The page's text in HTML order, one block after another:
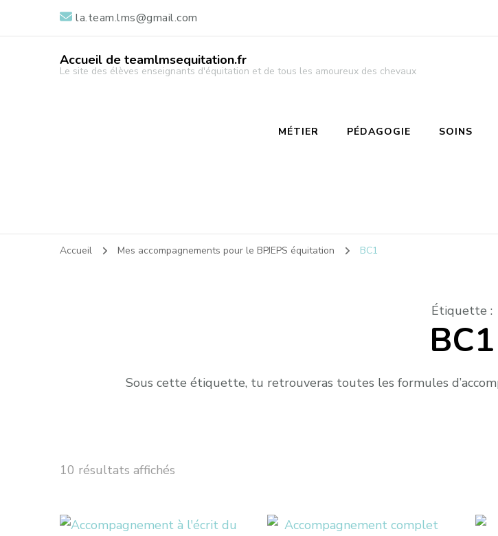
la.team.lms@gmail.com
Accueil de teamlmsequitation.fr
Le site des élèves enseignants d'équitation et de tous les amoureux des chevaux
MÉTIER PÉDAGOGIE SOINS
Accueil Mes accompagnements pour le BPJEPS équitation BC1
Étiquette :
BC1
Sous cette étiquette, tu retrouveras toutes les formules
10 résultats affichés